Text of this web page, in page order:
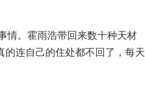
情。霍雨浩带回来数十种天材
连自己的住处都不回了，每天